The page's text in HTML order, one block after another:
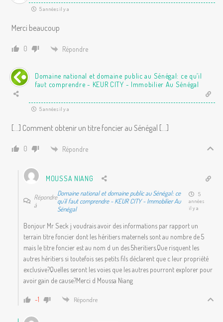
5 années il y a
Merci beaucoup
0 Répondre
Domaine national et domaine public au Sénégal: ce qu’il
faut comprendre - KEUR CITY - Immobilier Au Sénégal
5 années il y a
[…] Comment obtenir un titre foncier au Sénégal […]
0 Répondre
MOUSSA NIANG
Répondre
à
Domaine national et domaine public au Sénégal: ce
qu’il faut comprendre - KEUR CITY - Immobilier Au
Sénégal
5
années
il y a
Bonjour Mr Seck j voudrais avoir des informations par rapport un
terrain titre foncier dont les héritiers maternels sont au nombre de 5
mais le titre foncier est au nom d un des 5heritiers.Que risquent les
autres héritiers si toutefois ses petits fils déclarent que c leur propriété
exclusive?Quelles seront les voies que les autres pourront explorer pour
avoir gain de cause?Merci d Moussa Niang
-1 Répondre